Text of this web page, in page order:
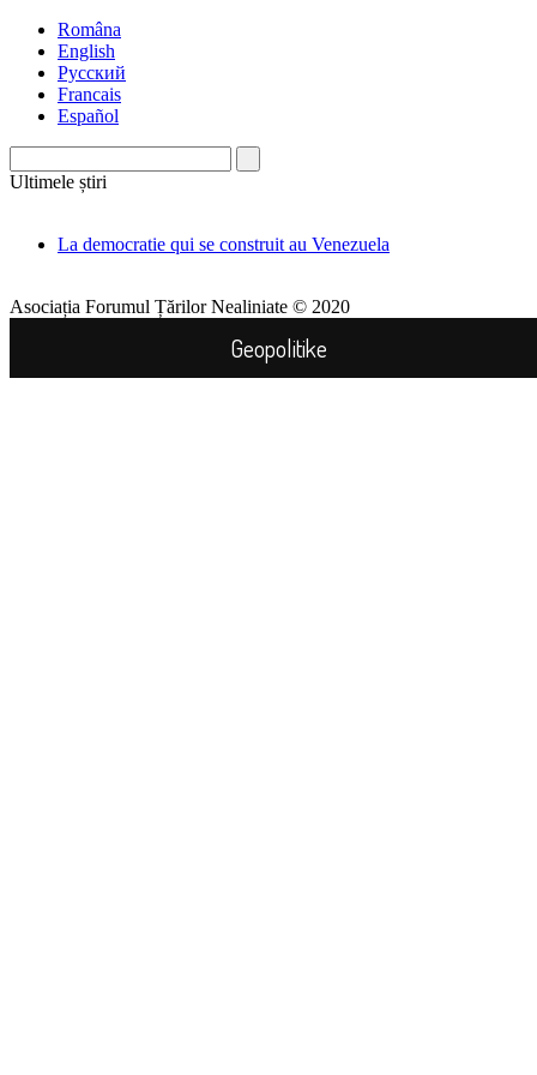
Româna
English
Русский
Francais
Español
Ultimele știri
La democratie qui se construit au Venezuela
Asociația Forumul Țărilor Nealiniate © 2020
Geopolitike